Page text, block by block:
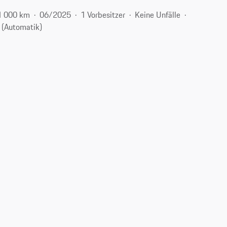
000 km 06/2025 1 Vorbesitzer
Keine Unfälle
(Automatik)